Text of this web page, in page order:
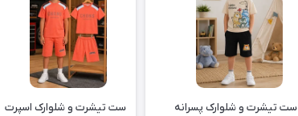
ست تیشرت و شلوارک پسرانه
ست تیشرت و شلوارک اسپرت